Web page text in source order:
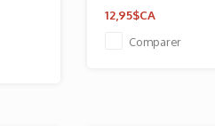
12,95$CA
Comparer